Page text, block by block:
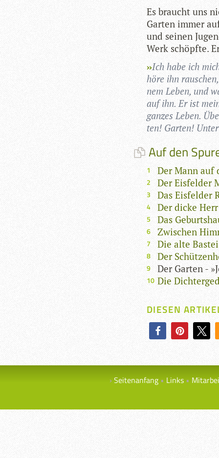
Es braucht uns
Gar­ten immer
und sei­nen
Werk schöpfte.
Ich habe ich
höre ihn
nem Leben, und
auf ihn. Er ist
gan­zes Leben.
ten! Gar­ten!
Auf den
Der Mann auf
Der Eisfelder
Das Eisfelder
Der dicke Herr
Das
Zwischen
Die alte Bastei
Der
Der Garten -
Die
DIESEN
Seitenanfang Links